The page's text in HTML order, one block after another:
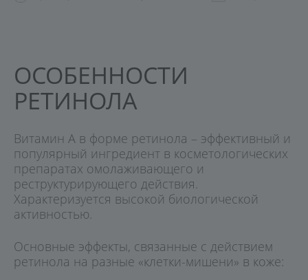
ОСОБЕННОСТИ
РЕТИНОЛА
Витамин А в форме ретинола – эффективный и
популярный ингредиент в косметологических
препаратах омолаживающего и
реструктурирующего действия.
Характеризуется высокой биологической
активностью.
Основные эффекты, связанные с действием
ретинола на разные «клетки-мишени» в коже: